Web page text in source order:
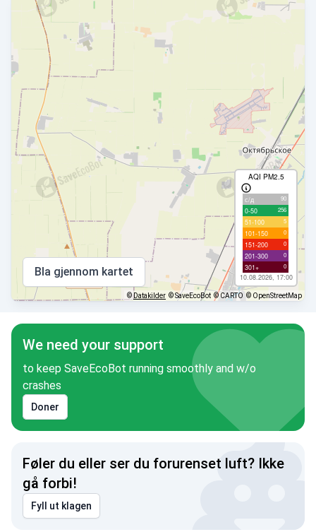
AQI PM2.5
с/д 90
0-50 256
51-100 5
101-150 0
151-200 0
201-300 0
301+ 0
10.08.2026, 17:00
Bla gjennom kartet
©Datakilder © SaveEcoBot © CARTO © OpenStreetMap
We need your support
to keep SaveEcoBot running smoothly and w/o
crashes
Doner
Føler du eller ser du forurenset luft? Ikke
gå forbi!
Fyll ut klagen